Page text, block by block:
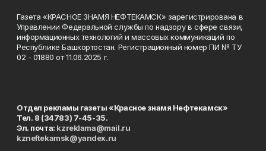
Газета «КРАСНОЕ ЗНАМЯ НЕФТЕКАМСК» зарегистрирована в
Управлении Федеральной службы по надзору в сфере связи,
информационных технологий и массовых коммуникаций по
Республике Башкортостан. Регистрационный номер ПИ № ТУ
02 - 01880 от 11.06.2025 г.
Отдел рекламы газеты «Красное знамя Нефтекамск»
Тел. 8 (34783) 7-45-35.
Эл. почта: kzreklama@mail.ru
kzneftekamsk@yandex.ru